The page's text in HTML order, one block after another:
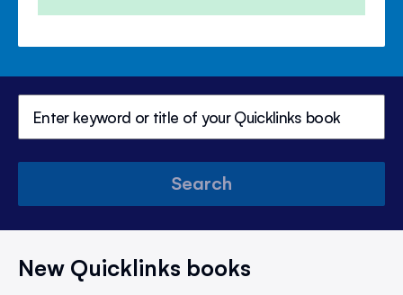
Search
New Quicklinks books